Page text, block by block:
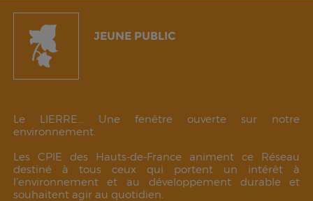
JEUNE PUBLIC
Le LIERRE... Une fenêtre ouverte sur notre
environnement.
Les CPIE des Hauts-de-France animent ce Réseau
destiné à tous ceux qui portent un intérêt à
l’environnement et au développement durable et
souhaitent agir au quotidien.